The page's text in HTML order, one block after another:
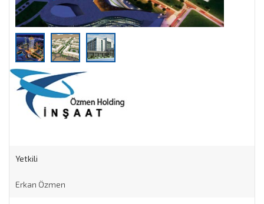
Yetkili
Erkan Özmen